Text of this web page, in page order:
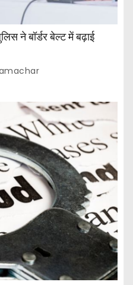
ने बॉर्डर बेल्ट में बढ़ाई